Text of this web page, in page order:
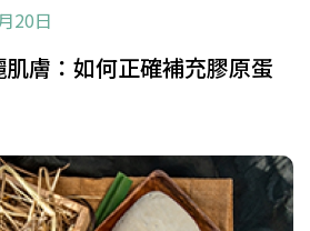
膚：如何正確補充膠原蛋
20日